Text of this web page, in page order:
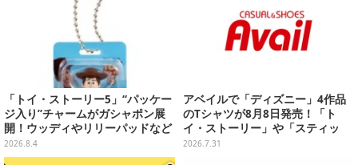
「トイ・ストーリー5」“パッケー
ジ入り”チャームがガシャポン展
開！ウッディやリリーパッドなど
全5種、裏面はキャラクターごと
に異なるデザイン
2026.8.4
アベイルで「ディズニー」4作品
のTシャツが8月8日発売！「ト
イ・ストーリー」や「スティッ
チ」のキャラを刺しゅうでデザイ
2026.7.31